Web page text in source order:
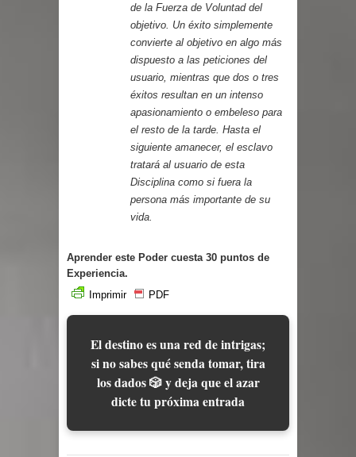
de la Fuerza de Voluntad del
objetivo. Un éxito simplemente
convierte al objetivo en algo más
dispuesto a las peticiones del
usuario, mientras que dos o tres
éxitos resultan en un intenso
apasionamiento o embeleso para
el resto de la tarde. Hasta el
siguiente amanecer, el esclavo
tratará al usuario de esta
Disciplina como si fuera la
persona más importante de su
vida.
Aprender este Poder cuesta 30 puntos de
Experiencia.
Imprimir
PDF
El destino es una red de intrigas;
si no sabes qué senda tomar, tira
los dados 🎲 y deja que el azar
dicte tu próxima entrada